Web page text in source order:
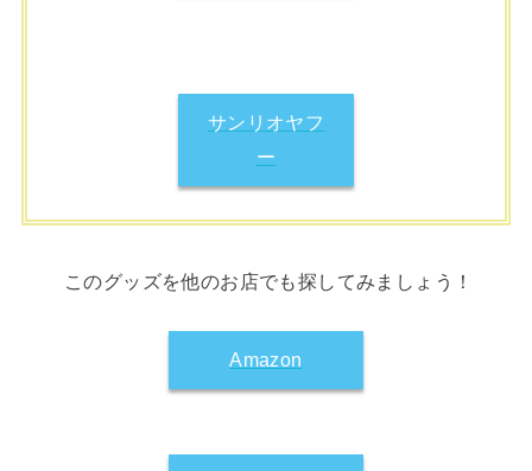
サンリオヤフ
ー
このグッズを他のお店でも探してみましょう！
Amazon